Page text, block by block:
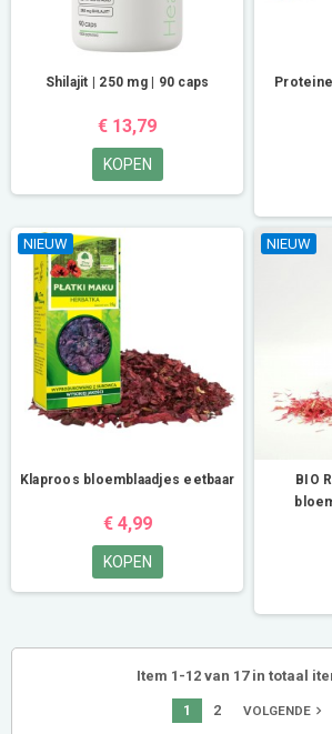
Shilajit | 250 mg | 90 caps
€ 13,79
KOPEN
Proteine
NIEUW
Klaproos bloemblaadjes eetbaar
€ 4,99
KOPEN
NIEUW
BIO
Item 1-12 van 17 in totaal
1 2 VOLGENDEnavigate_next